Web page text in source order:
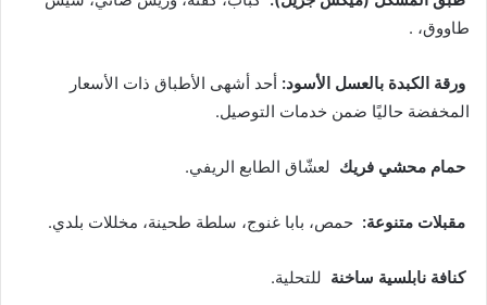
طاووق، .
ورقة الكبدة بالعسل الأسود: أحد أشهى الأطباق ذات الأسعار
المخفضة حاليًا ضمن خدمات التوصيل.
حمام محشي فريك لعشّاق الطابع الريفي.
مقبلات متنوعة: حمص، بابا غنوج، سلطة طحينة، مخللات بلدي.
كنافة نابلسية ساخنة للتحلية.